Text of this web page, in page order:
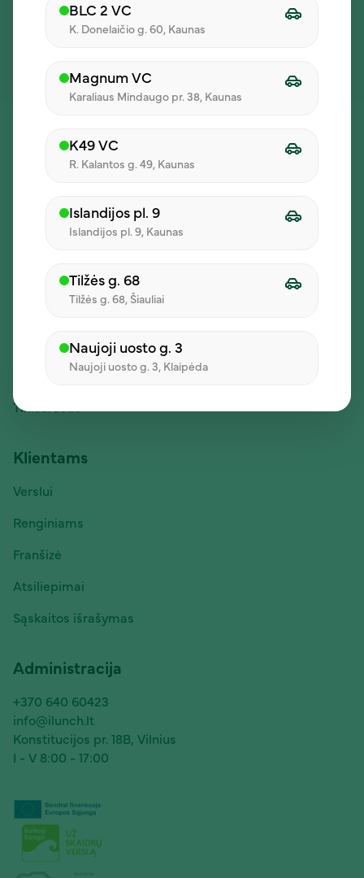
Apie mus
Tinklaraštis
Klientams
Verslui
Renginiams
Franšizė
Atsiliepimai
Sąskaitos išrašymas
Administracija
+370 640 60423
info@ilunch.lt
Konstitucijos pr. 18B, Vilnius
I - V 8:00 - 17:00
BLC 2 VC
K. Donelaičio g. 60, Kaunas
Magnum VC
Karaliaus Mindaugo pr. 38, Kaunas
K49 VC
R. Kalantos g. 49, Kaunas
Islandijos pl. 9
Islandijos pl. 9, Kaunas
Tilžės g. 68
Tilžės g. 68, Šiauliai
Naujoji uosto g. 3
Naujoji uosto g. 3, Klaipėda